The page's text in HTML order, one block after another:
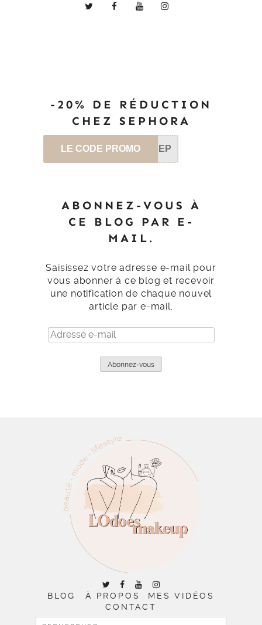
-20% DE RÉDUCTION
CHEZ SEPHORA
LE CODE PROMO SEP
ABONNEZ-VOUS À
CE BLOG PAR E-
MAIL.
Saisissez votre adresse e-mail pour
vous abonner à ce blog et recevoir
une notification de chaque nouvel
article par e-mail.
Adresse
e-
Abonnez-vous
BLOG À PROPOS
MES VIDÉOS
CONTACT
RECHERCHER :